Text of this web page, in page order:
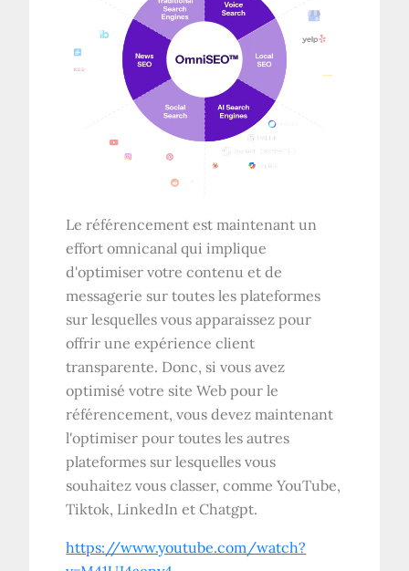
Le référencement est maintenant un
effort omnicanal qui implique
d'optimiser votre contenu et de
messagerie sur toutes les plateformes
sur lesquelles vous apparaissez pour
offrir une expérience client
transparente. Donc, si vous avez
optimisé votre site Web pour le
référencement, vous devez maintenant
l'optimiser pour toutes les autres
plateformes sur lesquelles vous
souhaitez vous classer, comme YouTube,
Tiktok, LinkedIn et Chatgpt.
https://www.youtube.com/watch?